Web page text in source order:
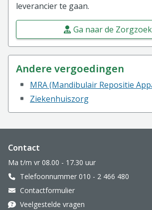
leverancier te gaan.
Ga naar de
Andere vergoedingen
MRA (Mandibulair Repositie
Ziekenhuiszorg
Website footer
Contact
Ma t/m vr 08.00 - 17.30 uur
Telefoonnummer 010 - 2 466 480
Contactformulier
Veelgestelde vragen